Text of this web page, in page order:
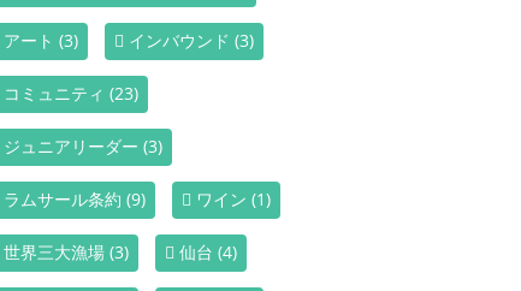
アート (3) インバウンド (3)
コミュニティ (23)
ジュニアリーダー (3)
ラムサール条約 (9) ワイン (1)
世界三大漁場 (3) 仙台 (4)